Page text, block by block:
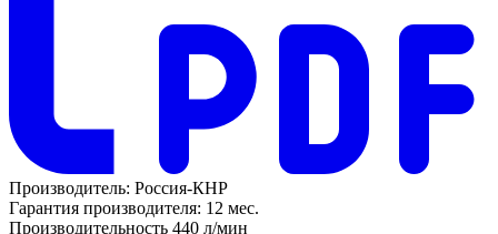
Производитель: Россия-КНР
Гарантия производителя: 12 мес.
Производительность 440 л/мин